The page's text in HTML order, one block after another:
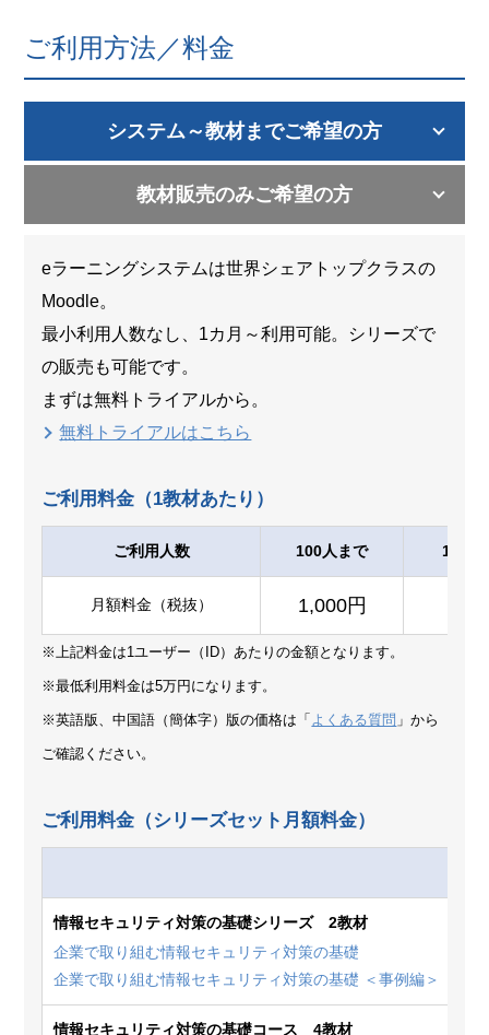
ご利用方法／料金
システム～教材までご希望の方
教材販売のみご希望の方
eラーニングシステムは世界シェアトップクラスの
Moodle。
最小利用人数なし、1カ月～利用可能。シリーズで
の販売も可能です。
まずは無料トライアルから。
無料トライアルはこちら
ご利用料金（1教材あたり）
ご利用人数 100人まで 101～
月額料金（税抜） 1,000円
※上記料金は1ユーザー（ID）あたりの金額となります。
※最低利用料金は5万円になります。
※英語版、中国語（簡体字）版の価格は「 よくある質問 」から
ご確認ください。
ご利用料金（シリーズセット月額料金）
情報セキュリティ対策の基礎シリーズ 2教材
企業で取り組む情報セキュリティ対策の基礎
企業で取り組む情報セキュリティ対策の基礎 ＜事例編＞
情報セキュリティ対策の基礎コース 4教材